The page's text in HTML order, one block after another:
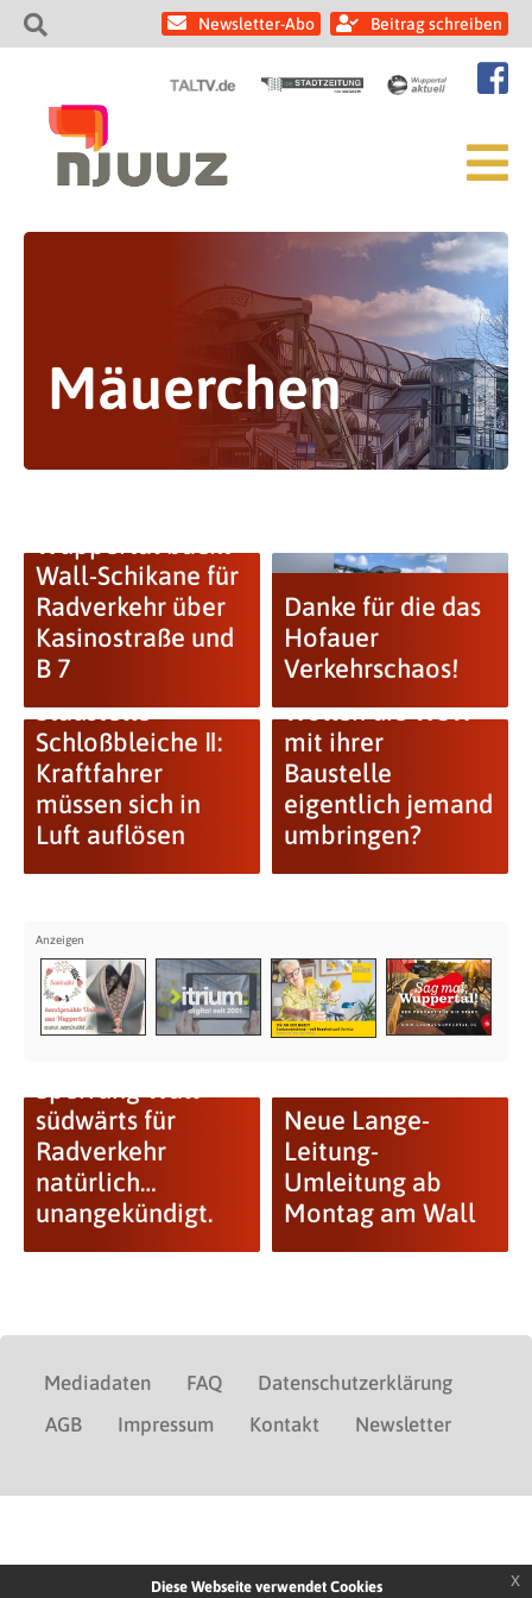
Newsletter-Abo Beitrag schreiben
Mäuerchen
Wall-Schikane für
Radverkehr über
Kasinostraße und
B 7
Danke für die das
Hofauer
Verkehrschaos!
Staustelle
Schloßbleiche Ⅱ:
Kraftfahrer
müssen sich in
Luft auflösen
Wollen die WSW
mit ihrer
Baustelle
eigentlich jemand
umbringen?
Sperrung Wall
südwärts für
Radverkehr
natürlich…
unangekündigt.
Neue Lange-
Leitung-
Umleitung ab
Montag am Wall
Mediadaten FAQ
Datenschutzerklärung
AGB
Impressum Kontakt Newsletter
Diese Webseite verwendet Cookies x